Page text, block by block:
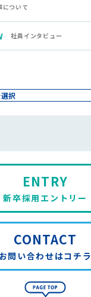
について
社員インタビュー
CONTACT
お問い合わせはコチラ
ENTRY
新卒採用エントリー